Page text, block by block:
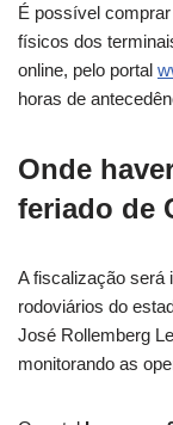
É possível
físicos dos
online, pelo portal
horas de
Onde
feriado de
A fiscalização será
rodoviários do
José Rollemberg
monitorando as